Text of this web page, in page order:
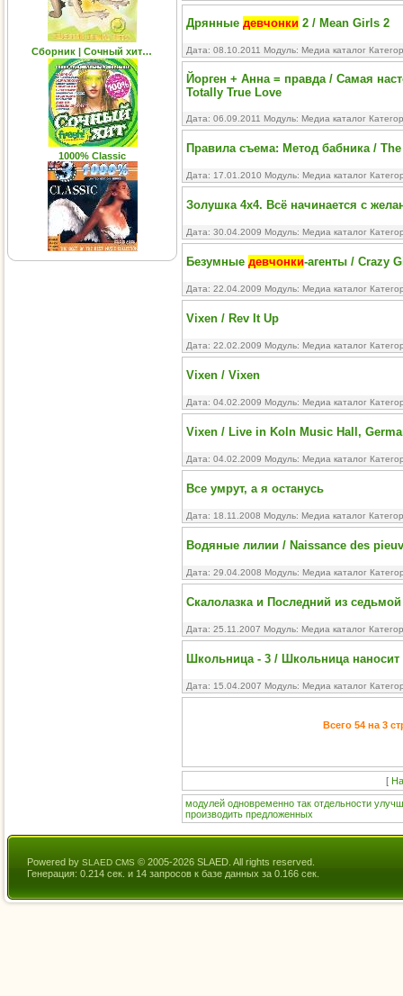
Сборник | Сочный хит…
1000% Classic
Дрянные девчонки 2 / Mean Girls 2
Дата: 08.10.2011 Модуль: Медиа каталог
Йорген + Анна = правда / Самая
Totally True Love
Дата: 06.09.2011 Модуль: Медиа каталог
Правила съема: Метод бабника /
Дата: 17.01.2010 Модуль: Медиа каталог
Золушка 4х4. Всё начинается с
Дата: 30.04.2009 Модуль: Медиа каталог
Безумные девчонки-агенты / Crazy
Дата: 22.04.2009 Модуль: Медиа каталог
Vixen / Rev It Up
Дата: 22.02.2009 Модуль: Медиа каталог
Vixen / Vixen
Дата: 04.02.2009 Модуль: Медиа каталог
Vixen / Live in Koln Music Hall,
Дата: 04.02.2009 Модуль: Медиа каталог
Все умрут, а я останусь
Дата: 18.11.2008 Модуль: Медиа каталог
Водяные лилии / Naissance des
Дата: 29.04.2008 Модуль: Медиа каталог
Скалолазка и Последний из
Дата: 25.11.2007 Модуль: Медиа каталог
Школьница - 3 / Школьница наносит
Дата: 15.04.2007 Модуль: Медиа каталог
Всего 54 на 3
[
модулей одновременно так отдельности
производить предложенных
Powered by SLAED CMS © 2005-2026 SLAED. All rights reserved.
Генерация: 0.214 сек. и 14 запросов к базе данных за 0.166 сек.